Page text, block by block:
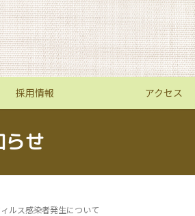
採用情報 アクセス
らせ
ルス感染者発生について